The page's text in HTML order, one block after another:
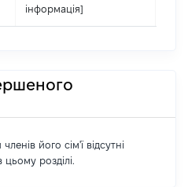
інформація]
його сім'ї відсутні
розділі.